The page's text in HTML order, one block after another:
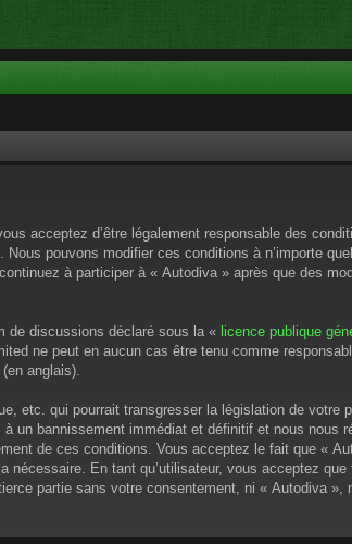
acceptez d’être légalement responsable des
pouvons modifier ces conditions à n’importe
à participer à « Autodiva » après que des
de discussions déclaré sous la « licence publique
ne peut en aucun cas être tenu comme
(en anglais).
etc. qui pourrait transgresser la législation de votre
bannissement immédiat et définitif et nous nous
de ces conditions. Vous acceptez le fait que «
nécessaire. En tant qu’utilisateur, vous acceptez
partie sans votre consentement, ni « Autodiva »,